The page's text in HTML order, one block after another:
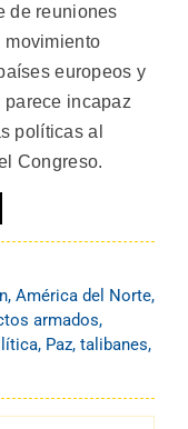
de reuniones
movimiento
europeos y
parece incapaz
políticas al
Congreso.
, América del Norte,
armados,
, Paz, talibanes,